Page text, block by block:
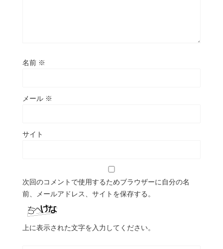
名前 ※
メール ※
サイト
次回のコメントで使用するためブラウザーに自分の名
前、メールアドレス、サイトを保存する。
上に表示された文字を入力してください。